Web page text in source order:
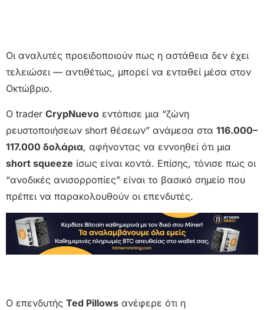
Οι αναλυτές προειδοποιούν πως η αστάθεια δεν έχει
τελειώσει — αντιθέτως, μπορεί να ενταθεί μέσα στον
Οκτώβριο.
Ο trader CrypNuevo εντόπισε μια “ζώνη
ρευστοποιήσεων short θέσεων” ανάμεσα στα 116.000–
117.000 δολάρια, αφήνοντας να εννοηθεί ότι μια
short squeeze ίσως είναι κοντά. Επίσης, τόνισε πως οι
“ανοδικές ανισορροπίες” είναι το βασικό σημείο που
πρέπει να παρακολουθούν οι επενδυτές.
Ο επενδυτής Ted Pillows ανέφερε ότι η